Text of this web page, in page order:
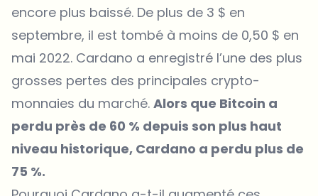
encore plus baissé. De plus de 3 $ en
septembre, il est tombé à moins de 0,50 $ en
mai 2022. Cardano a enregistré l’une des plus
grosses pertes des principales crypto-
monnaies du marché. Alors que Bitcoin a
perdu près de 60 % depuis son plus haut
niveau historique, Cardano a perdu plus de
75 %.